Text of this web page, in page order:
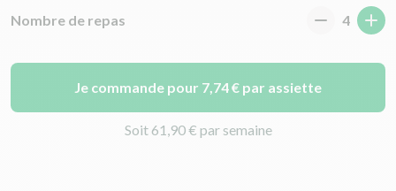
Nombre de repas 4
Je commande pour 7,74 € par assiette
Soit 61,90 € par semaine